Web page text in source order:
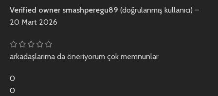
Verified owner smashperegu89 (doğrulanmış kullanıcı) –
20 Mart 2026
arkadaşlarıma da öneriyorum çok memnunlar
0
0